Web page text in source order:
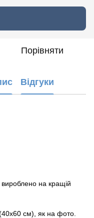
Порівняти
Відгуки
на кращій
см), як на фото.